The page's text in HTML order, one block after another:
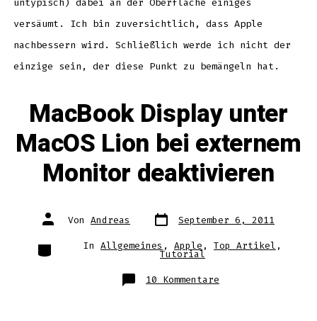
versäumt. Ich bin zuversichtlich, dass Apple
nachbessern wird. Schließlich werde ich nicht der
einzige sein, der diese Punkt zu bemängeln hat.
MacBook Display unter
MacOS Lion bei externem
Monitor deaktivieren
Autor
des Von Andreas Datum
des
September 6, 2011
Kategorien
In Allgemeines , Apple , Top Artikel ,
Tutorial
10 Kommentare
MacBook